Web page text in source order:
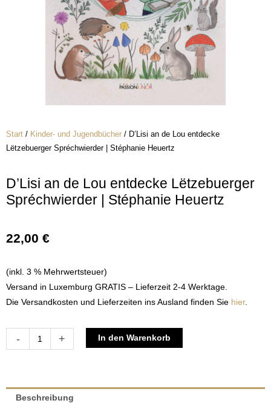
Start / Kinder- und Jugendbücher / D’Lisi an de Lou entdecke
Lëtzebuerger Spréchwierder | Stéphanie Heuertz
D’Lisi an de Lou entdecke Lëtzebuerger
Spréchwierder | Stéphanie Heuertz
22,00 €
(inkl. 3 % Mehrwertsteuer)
Versand in Luxemburg GRATIS – Lieferzeit 2-4 Werktage.
Die Versandkosten und Lieferzeiten ins Ausland finden Sie hier.
-
D’Lisi
entdecke
+ In den Warenkorb
Beschreibung